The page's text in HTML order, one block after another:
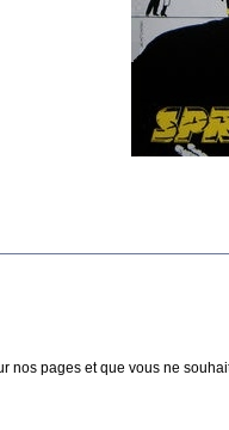
nos pages et que vous ne